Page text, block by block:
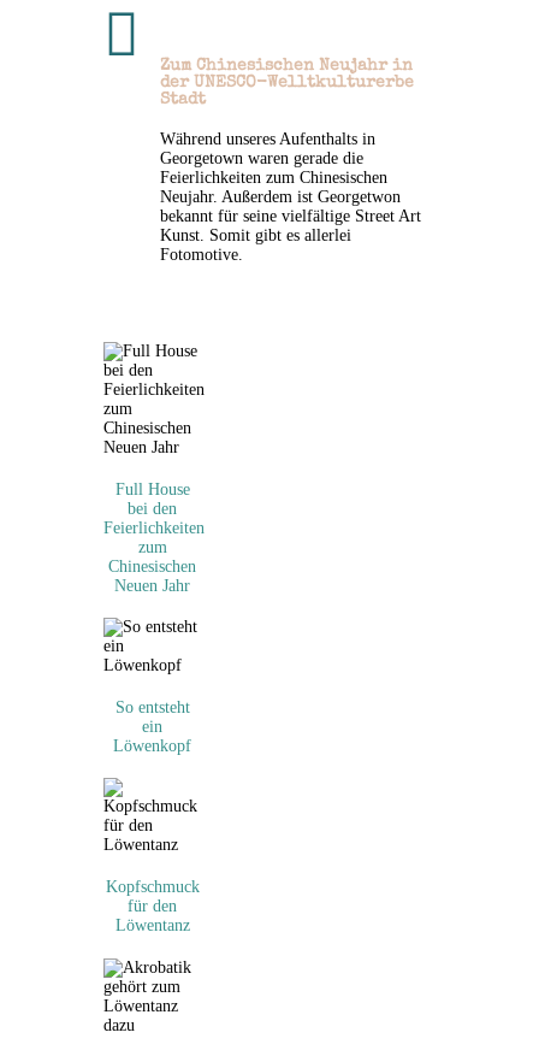

Zum Chinesischen Neujahr in
der UNESCO-Welltkulturerbe
Stadt
Während unseres Aufenthalts in
Georgetown waren gerade die
Feierlichkeiten zum Chinesischen
Neujahr. Außerdem ist Georgetwon
bekannt für seine vielfältige Street Art
Kunst. Somit gibt es allerlei
Fotomotive.
Full House
bei den
Feierlichkeiten
zum
Chinesischen
Neuen Jahr
So entsteht
ein
Löwenkopf
Kopfschmuck
für den
Löwentanz